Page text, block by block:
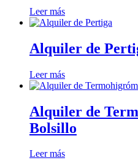
Leer más
Alquiler de
Leer más
Alquiler de
Bolsillo
Leer más